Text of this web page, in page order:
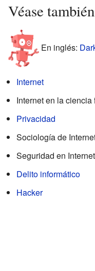
Véase también
En inglés:
Internet
Internet en la ciencia
Privacidad
Sociología de
Seguridad en Internet
Delito informático
Hacker